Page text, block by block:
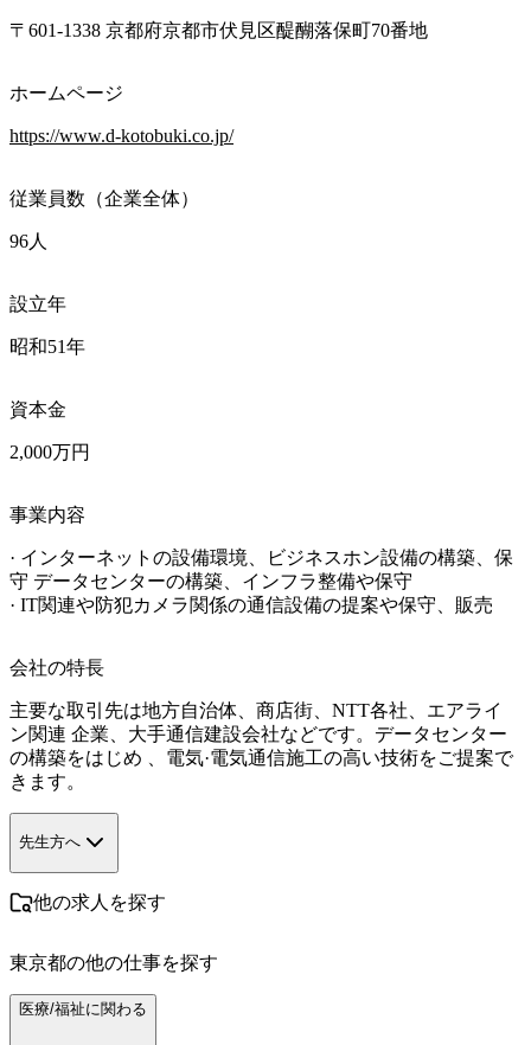
〒601-1338 京都府京都市伏見区醍醐落保町70番地
ホームページ
https://www.d-kotobuki.co.jp/
従業員数（企業全体）
96人
設立年
昭和51年
資本金
2,000万円
事業内容
· インターネットの設備環境、ビジネスホン設備の構築、保
守 データセンターの構築、インフラ整備や保守
· IT関連や防犯カメラ関係の通信設備の提案や保守、販売
会社の特長
主要な取引先は地方自治体、商店街、NTT各社、エアライ
ン関連 企業、大手通信建設会社などです。データセンター
の構築をはじめ 、電気·電気通信施工の高い技術をご提案で
きます。
先生方へ
他の求人を探す
東京都の他の仕事を探す
医療/福祉に関わる